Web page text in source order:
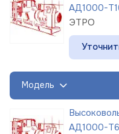
АД1000-
ЭТРО
Модель
АД1000-